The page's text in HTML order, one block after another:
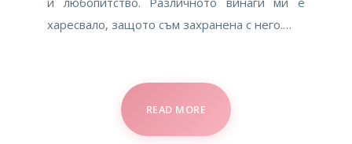
харесвало, защото съм захранена с него.…
READ MORE